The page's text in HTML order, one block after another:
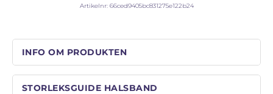
Artikelnr: 66ced9405bc831275e122b24
INFO OM PRODUKTEN
STORLEKSGUIDE HALSBAND